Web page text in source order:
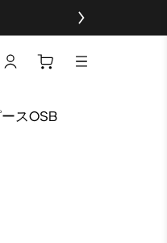
スOSB